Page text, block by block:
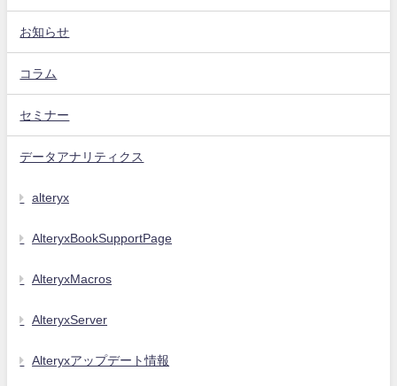
お知らせ
コラム
セミナー
データアナリティクス
alteryx
AlteryxBookSupportPage
AlteryxMacros
AlteryxServer
Alteryxアップデート情報